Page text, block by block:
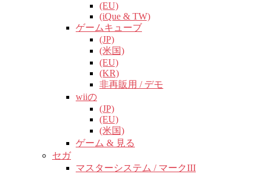
(EU)
(iQue & TW)
ゲームキューブ
(JP)
(米国)
(EU)
(KR)
非再販用 / デモ
wiiの
(JP)
(EU)
(米国)
ゲーム & 見る
セガ
マスターシステム / マークIII